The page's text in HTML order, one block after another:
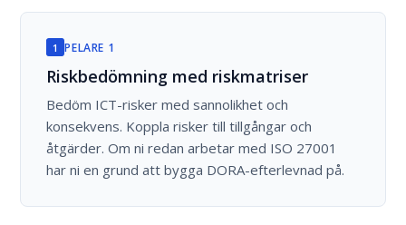
1 PELARE 1
Riskbedömning med riskmatriser
Bedöm ICT-risker med sannolikhet och
konsekvens. Koppla risker till tillgångar och
åtgärder. Om ni redan arbetar med ISO 27001
har ni en grund att bygga DORA-efterlevnad på.